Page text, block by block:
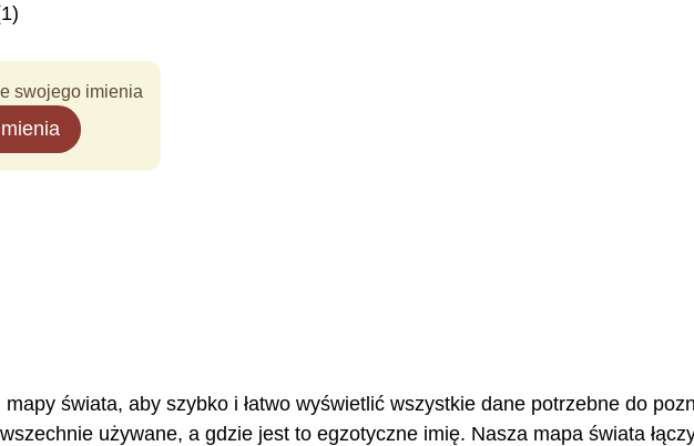
swojego imienia
świata, aby szybko i łatwo wyświetlić wszystkie dane potrzebne do
używane, a gdzie jest to egzotyczne imię. Nasza mapa świata